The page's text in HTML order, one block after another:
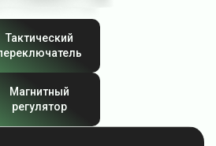
Тактический
Магнитный
регулятор